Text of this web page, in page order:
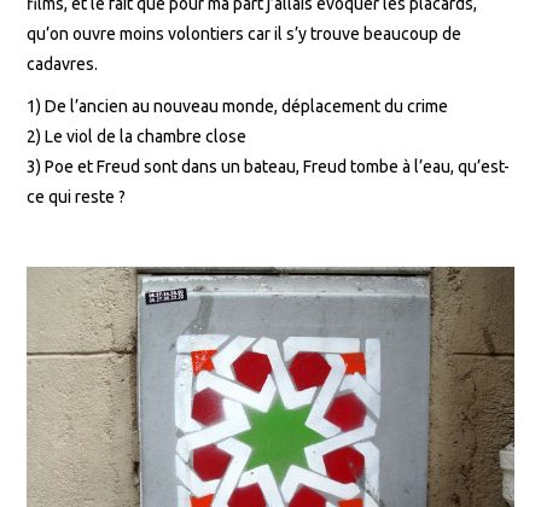
qu’on ouvre moins volontiers car il s’y trouve beaucoup de
cadavres.
1) De l’ancien au nouveau monde, déplacement du crime
2) Le viol de la chambre close
3) Poe et Freud sont dans un bateau, Freud tombe à l’eau, qu’est-
ce qui reste ?